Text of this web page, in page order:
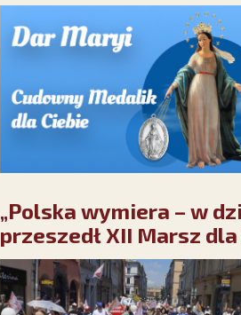
„Polska wymiera – w
przeszedł XII Marsz